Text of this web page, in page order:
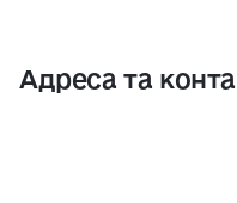
Адреса та